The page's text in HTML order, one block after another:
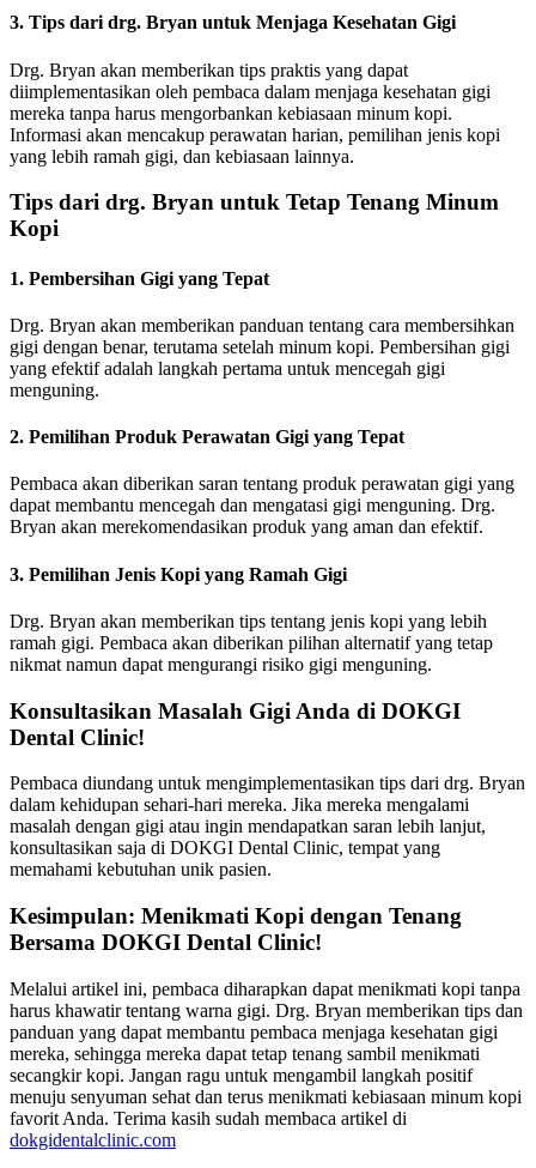
3. Tips dari drg. Bryan untuk Menjaga Kesehatan Gigi
Drg. Bryan akan memberikan tips praktis yang dapat
diimplementasikan oleh pembaca dalam menjaga kesehatan gigi
mereka tanpa harus mengorbankan kebiasaan minum kopi.
Informasi akan mencakup perawatan harian, pemilihan jenis kopi
yang lebih ramah gigi, dan kebiasaan lainnya.
Tips dari drg. Bryan untuk Tetap Tenang Minum
Kopi
1. Pembersihan Gigi yang Tepat
Drg. Bryan akan memberikan panduan tentang cara membersihkan
gigi dengan benar, terutama setelah minum kopi. Pembersihan gigi
yang efektif adalah langkah pertama untuk mencegah gigi
menguning.
2. Pemilihan Produk Perawatan Gigi yang Tepat
Pembaca akan diberikan saran tentang produk perawatan gigi yang
dapat membantu mencegah dan mengatasi gigi menguning. Drg.
Bryan akan merekomendasikan produk yang aman dan efektif.
3. Pemilihan Jenis Kopi yang Ramah Gigi
Drg. Bryan akan memberikan tips tentang jenis kopi yang lebih
ramah gigi. Pembaca akan diberikan pilihan alternatif yang tetap
nikmat namun dapat mengurangi risiko gigi menguning.
Konsultasikan Masalah Gigi Anda di DOKGI
Dental Clinic!
Pembaca diundang untuk mengimplementasikan tips dari drg. Bryan
dalam kehidupan sehari-hari mereka. Jika mereka mengalami
masalah dengan gigi atau ingin mendapatkan saran lebih lanjut,
konsultasikan saja di DOKGI Dental Clinic, tempat yang
memahami kebutuhan unik pasien.
Kesimpulan: Menikmati Kopi dengan Tenang
Bersama DOKGI Dental Clinic!
Melalui artikel ini, pembaca diharapkan dapat menikmati kopi tanpa
harus khawatir tentang warna gigi. Drg. Bryan memberikan tips dan
panduan yang dapat membantu pembaca menjaga kesehatan gigi
mereka, sehingga mereka dapat tetap tenang sambil menikmati
secangkir kopi. Jangan ragu untuk mengambil langkah positif
menuju senyuman sehat dan terus menikmati kebiasaan minum kopi
favorit Anda. Terima kasih sudah membaca artikel di
dokgidentalclinic.com